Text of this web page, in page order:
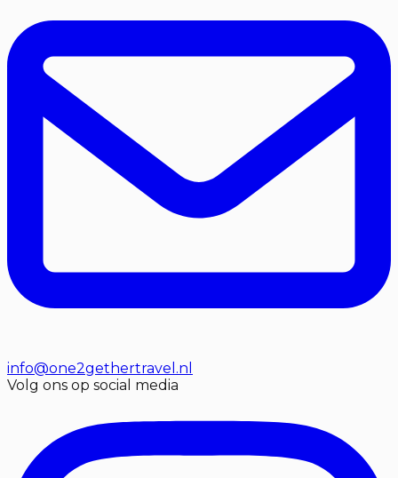
info@one2gethertravel.nl
Volg ons op social media